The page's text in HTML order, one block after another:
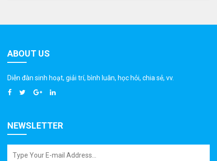
ABOUT US
Diễn đàn sinh hoạt, giải trí, bình luân, học hỏi, chia sẻ, vv.
NEWSLETTER